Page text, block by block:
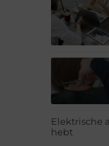
Elektrische
hebt